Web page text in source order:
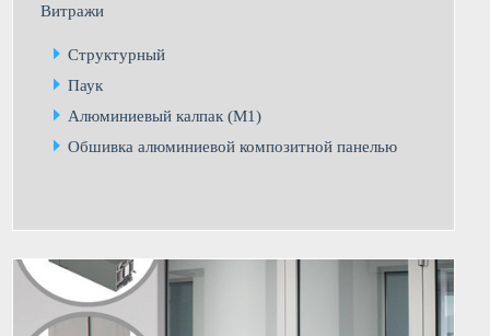
Витражи
Структурный
Паук
Алюминиевый калпак (М1)
Обшивка алюминиевой композитной панелью